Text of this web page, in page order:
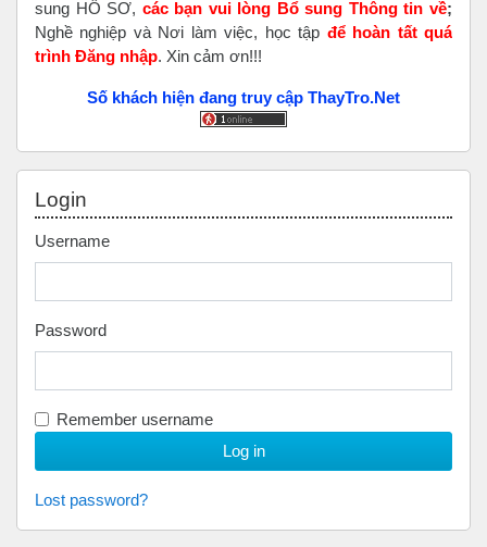
sung HỒ SƠ, các bạn vui lòng Bổ sung Thông tin về;
Nghề nghiệp và Nơi làm việc, học tập để hoàn tấtquá
trình Đăng nhập. Xin cảm ơn!!!
Số khách hiện đang truy cập ThayTro.Net
Login
Username
Password
Remember username
Lost password?